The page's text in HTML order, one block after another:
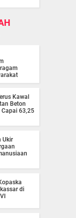
Kawal
Beton
Capai 63,25
Ukir
di